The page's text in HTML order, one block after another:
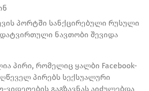
პორტში სანქცირებული რუსული
ნავთობი შევიდა
პირი, რომელიც ყალბი Facebook-
პირებს სექსუალური
ვიდეოების გაგზავნას აიძულებდა